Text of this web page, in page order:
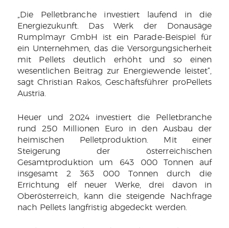
„Die Pelletbranche investiert laufend in die
Energiezukunft. Das Werk der Donausäge
Rumplmayr GmbH ist ein Parade-Beispiel für
ein Unternehmen, das die Versorgungsicherheit
mit Pellets deutlich erhöht und so einen
wesentlichen Beitrag zur Energiewende leistet“,
sagt Christian Rakos, Geschäftsführer proPellets
Austria.
Heuer und 2024 investiert die Pelletbranche
rund 250 Millionen Euro in den Ausbau der
heimischen Pelletproduktion. Mit einer
Steigerung der österreichischen
Gesamtproduktion um 643 000 Tonnen auf
insgesamt 2 363 000 Tonnen durch die
Errichtung elf neuer Werke, drei davon in
Oberösterreich, kann die steigende Nachfrage
nach Pellets langfristig abgedeckt werden.